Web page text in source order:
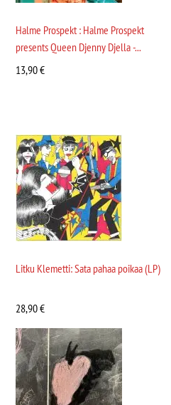
Halme Prospekt : Halme Prospekt
presents Queen Djenny Djella -...
13,90€
Litku Klemetti: Sata pahaa poikaa (LP)
28,90€